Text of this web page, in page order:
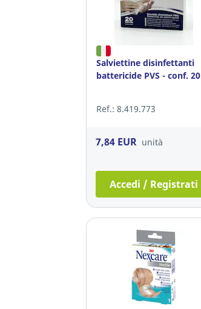
Salviettine disinfettanti
battericide PVS - conf. 20
Ref.: 8.419.773
7,84 EUR unità
Accedi / Registrati